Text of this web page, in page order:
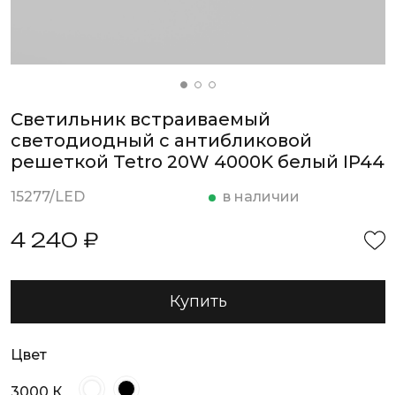
Светильник встраиваемый
светодиодный с антибликовой
решеткой Tetro 20W 4000K белый IP44
15277/LED в наличии
4 240 ₽
Купить
Цвет
3000 К